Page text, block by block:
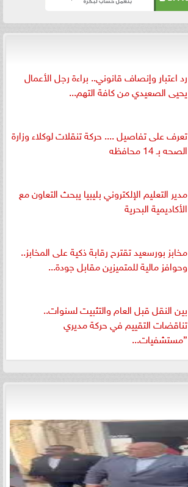
رد اعتبار وإنصاف قانوني.. براءة رجل الأعمال
يحيى الصعيدي من كافة التهم...
تعرف على تفاصيل .... حركة تنقلات لوكلاء وزارة
الصحه بـ 14 محافظه
مدير التعليم الإلكتروني بليبيا يبحث التعاون مع
الأكاديمية البحرية
مخابز بورسعيد تقترح رقابة ذكية على المخابز..
وحوافز مالية للمتميزين مقابل جودة...
بين النقل قبل العام والتثبيت لسنوات..
تناقضات التقييم في حركة مديري
”مستشفيات...